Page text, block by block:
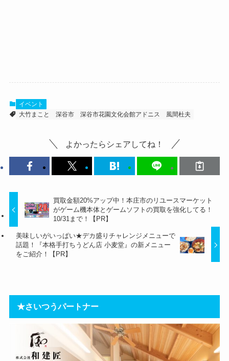
イベント
大竹まこと
深谷市 深谷市花園文化会館アドニス 風間杜夫
よかったらシェアしてね！
買取金額20%アップ中！本庄市のリユースマーケット
がゲーム機本体とゲームソフトの買取を強化してる！
10/31まで！【PR】
美味しいがいっぱい★デカ盛りチャレンジメニューで
話題！『本格手打ちうどん店 小麦堂』の新メニュー
をご紹介！【PR】
★さいつうパートナー